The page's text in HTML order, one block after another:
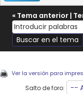
« Tema anterior |
Ver la versión para
Salto de foro: